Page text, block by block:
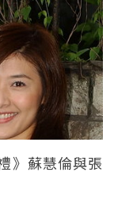
》蘇慧倫與張